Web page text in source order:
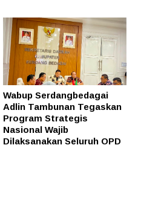
Wabup Serdangbedagai
Adlin Tambunan Tegaskan
Program Strategis
Nasional Wajib
Dilaksanakan Seluruh OPD